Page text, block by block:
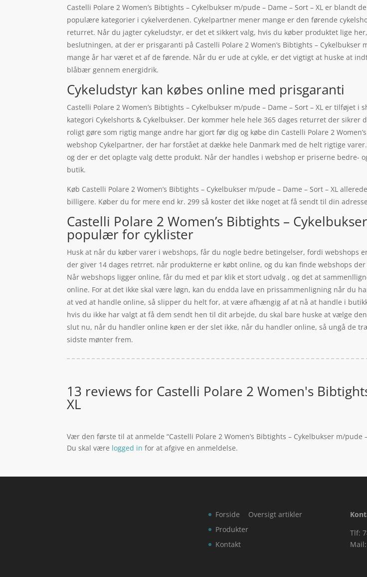
Castelli Polare 2 Women’s Bibtights – Cykelbukser m/pude – Dame – Sort – XL er blandt
populære kategorier i cykelverdenen. Cykelpartner mener mange er den førende
returret. Når du jagter cykeludstyr, er det et sikkert valg, hvis du køber produktet lige
beslutningen, at der er prisgaranti på Castelli Polare 2 Women’s Bibtights –
mange år har været et af de førende. Når du er ude at cykle, er det vigtigt at huske at
blåbær gennem energidrik.
Cykeludstyr kan købes online med prisgaranti
Castelli Polare 2 Women’s Bibtights – Cykelbukser m/pude – Dame – Sort – XL er
kategori Cykelshorts & Cykelbukser. Der kommer hele hele 365 dages returret der
roligt gøre som rigtig mange andre har gjort før dig og købe din Castelli Polare 2
webshop Cykelpartner, der har forstået at dække hele Danmark med de helt rigtige
og der er det oplagte valg dette produkt. Når der handles i webshop er priserne bedre-
butik.
Køb Castelli Polare 2 Women’s Bibtights – Cykelbukser m/pude – Dame – Sort – XL
billigere. Køber du for mere end kr. 299 så koster det ikke noget at få sendt til din
Castelli Polare 2 Women’s Bibtights –
populær for cyklister
Husk at når du køber varer i webshops, får du nogle bedre betingelser, fordi webshops
der giver 14 dages retrret. når produkterne er købt online, og du kan finde webshops
Når webshops ligger online, får du med et par klik et stort udvalg , og det at
online. For at det ikke skal være løgn, kan du endda lave en prissammenligning når du
at ved at handle online, så slipper du helt for, at være afhængig af at nå at handle i
hvis du ikke har valgt at få dem sendt hen til dit arbejde, du skal bare huske at vælge
slut nu, når du handler online køen er der slet ikke, når du handler online, så ungå de
sidste mønter frem.
13 reviews for Castelli Polare 2 Women's
XL
Vær den første til at anmelde “Castelli Polare 2 Women’s Bibtights – Cykelbukser m/pude –
Du skal være logged in for at afgive en anmeldelse.
Forside
Produkter
Kontakt
Oversigt artikler
Tlf:
Mail: